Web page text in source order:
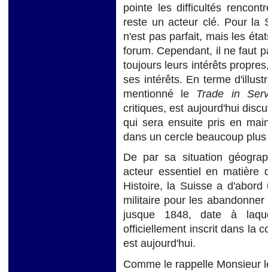
pointe les difficultés
reste un acteur clé. Pour la
n'est pas parfait, mais les
forum. Cependant, il ne faut
toujours leurs intérêts
ses intérêts. En terme
mentionné le Trade in
critiques, est aujourd'hui
qui sera ensuite pris en
dans un cercle beaucoup
De par sa situation
acteur essentiel en matière
Histoire, la Suisse a d'abord
militaire pour les
jusque 1848, date à
officiellement inscrit dans la
est aujourd'hui.
Comme le rappelle Monsieur